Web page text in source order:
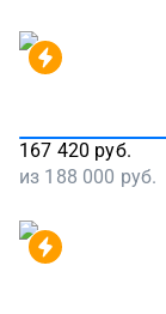
167 420 руб.
из 188 000 руб.